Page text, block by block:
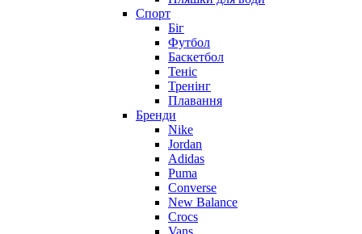
Спорт
Біг
Футбол
Баскетбол
Теніс
Тренінг
Плавання
Бренди
Nike
Jordan
Adidas
Puma
Converse
New Balance
Crocs
Vans